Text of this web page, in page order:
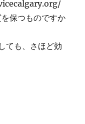
保つものですか
ても、さほど効